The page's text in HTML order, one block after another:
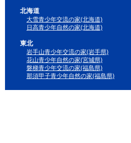
北海道
大雪青少年交流の家(北海道)
日高青少年自然の家(北海道)
東北
岩手山青少年交流の家(岩手県)
花山青少年自然の家(宮城県)
磐梯青少年交流の家(福島県)
那須甲子青少年自然の家(福島県)